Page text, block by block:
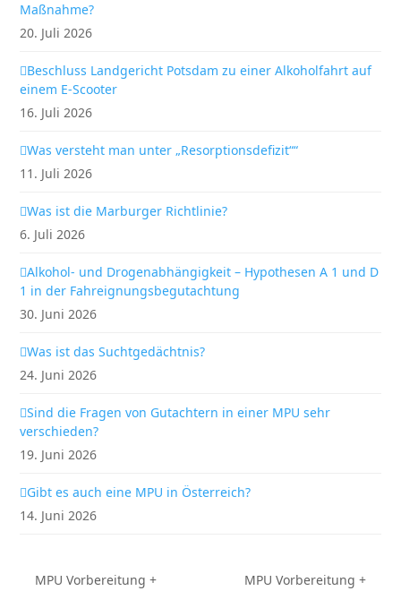
Maßnahme?
20. Juli 2026
Beschluss Landgericht Potsdam zu einer Alkoholfahrt auf
einem E-Scooter
16. Juli 2026
Was versteht man unter „Resorptionsdefizit““
11. Juli 2026
Was ist die Marburger Richtlinie?
6. Juli 2026
Alkohol- und Drogenabhängigkeit – Hypothesen A 1 und D
1 in der Fahreignungsbegutachtung
30. Juni 2026
Was ist das Suchtgedächtnis?
24. Juni 2026
Sind die Fragen von Gutachtern in einer MPU sehr
verschieden?
19. Juni 2026
Gibt es auch eine MPU in Österreich?
14. Juni 2026
MPU Vorbereitung +
MPU Vorbereitung +